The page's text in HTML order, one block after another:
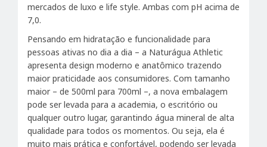
mercados de luxo e life style. Ambas com pH acima de
7,0.
Pensando em hidratação e funcionalidade para
pessoas ativas no dia a dia – a Naturágua Athletic
apresenta design moderno e anatômico trazendo
maior praticidade aos consumidores. Com tamanho
maior – de 500ml para 700ml –, a nova embalagem
pode ser levada para a academia, o escritório ou
qualquer outro lugar, garantindo água mineral de alta
qualidade para todos os momentos. Ou seja, ela é
muito mais prática e confortável, podendo ser levada